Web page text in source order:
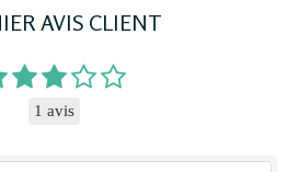
AVIS CLIENT
1 avis